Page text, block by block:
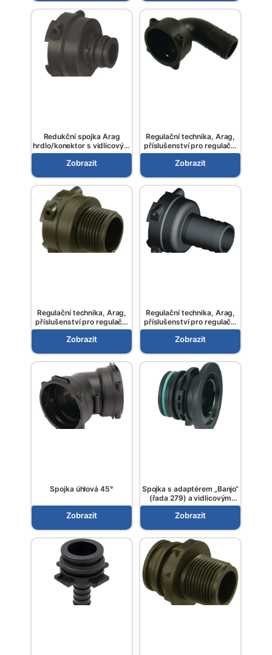
Redukční spojka Arag
hrdlo/konektor s vidlicovým
spojením
Zobrazit
Regulační technika, Arag,
příslušenství pro regulační
ventily
Zobrazit
Regulační technika, Arag,
příslušenství pro regulační
ventily
Zobrazit
Regulační technika, Arag,
příslušenství pro regulační
ventily
Zobrazit
Spojka úhlová 45°
Zobrazit
Spojka s adaptérem „Banjo“
(řada 279) a vidlicovým
spojením, Arag
Zobrazit